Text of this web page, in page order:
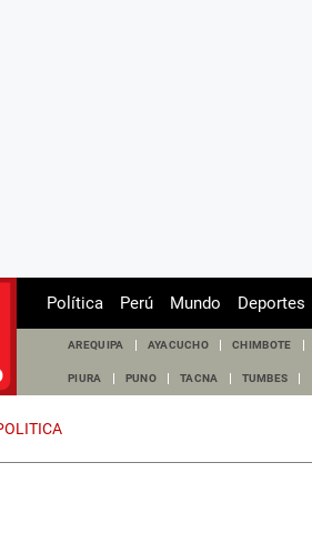
Política Perú Mundo Deportes
AREQUIPA AYACUCHO CHIMBOTE
PIURA PUNO TACNA TUMBES